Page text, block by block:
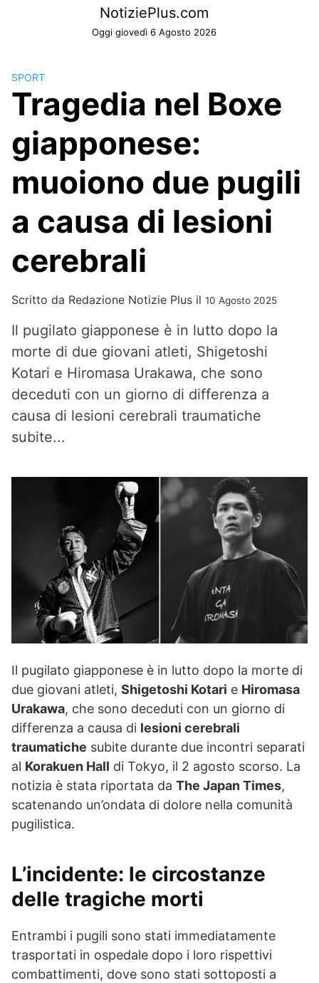
NotiziePlus.com
Oggi giovedì 6 Agosto 2026
SPORT
Tragedia nel Boxe
giapponese:
muoiono due pugili
a causa di lesioni
cerebrali
Scritto da Redazione Notizie Plus il 10 Agosto 2025
Il pugilato giapponese è in lutto dopo la
morte di due giovani atleti, Shigetoshi
Kotari e Hiromasa Urakawa, che sono
deceduti con un giorno di differenza a
causa di lesioni cerebrali traumatiche
subite...
Il pugilato giapponese è in lutto dopo la morte di
due giovani atleti, Shigetoshi Kotari e Hiromasa
Urakawa, che sono deceduti con un giorno di
differenza a causa di lesioni cerebrali
traumatiche subite durante due incontri separati
al Korakuen Hall di Tokyo, il 2 agosto scorso. La
notizia è stata riportata da The Japan Times,
scatenando un’ondata di dolore nella comunità
pugilistica.
L’incidente: le circostanze
delle tragiche morti
Entrambi i pugili sono stati immediatamente
trasportati in ospedale dopo i loro rispettivi
combattimenti, dove sono stati sottoposti a